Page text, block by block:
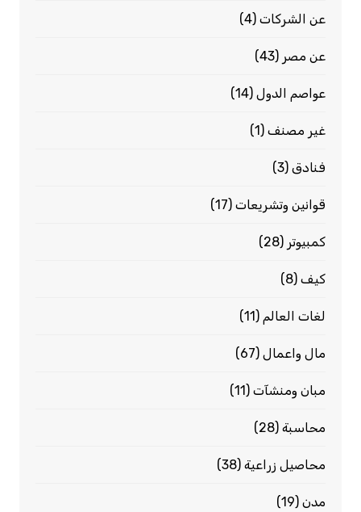
عن الشركات(4)
عن مصر (43)
عواصم الدول(14)
غير مصنف(1)
فنادق(3)
قوانين وتشريعات(17)
كمبيوتر (28)
كيف(8)
لغات العالم (11)
مال واعمال(67)
مبان ومنشآت(11)
محاسبة(28)
محاصيل زراعية(38)
مدن(19)